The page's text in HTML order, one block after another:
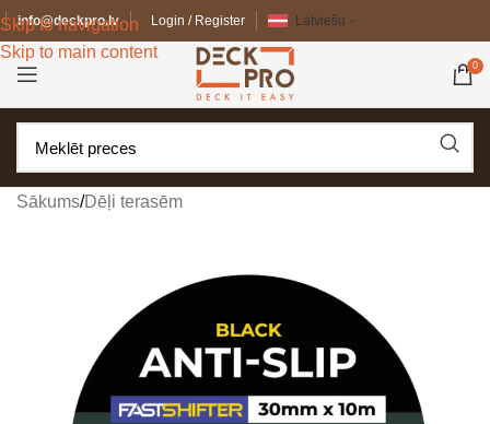
Skip to navigation
Skip to main content
info@deckpro.lv Login / Register Latviešu
0
Sākums/Dēļi terasēm